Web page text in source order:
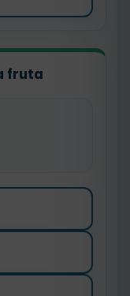
fruta